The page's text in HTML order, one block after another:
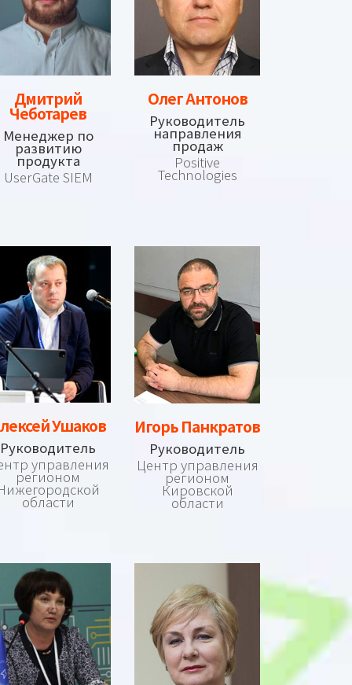
Дмитрий
Чеботарев
Менеджер по
развитию
продукта
UserGate SIEM
Олег Антонов
Руководитель
направления
продаж
Positive
Technologies
Ушаков
Руководитель
управления
регионом
области
Игорь Панкратов
Руководитель
Центр управления
регионом
Кировской
области